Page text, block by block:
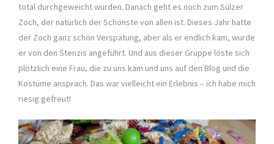
total durchgeweicht wurden. Danach geht es noch zum Sülzer
Zoch, der natürlich der Schönste von allen ist. Dieses Jahr hatte
der Zoch ganz schön Verspätung, aber als er endlich kam, wurde
er von den Stenzis angeführt. Und aus dieser Gruppe löste sich
plötzlich eine Frau, die zu uns kam und uns auf den Blog und die
Kostüme ansprach. Das war vielleicht ein Erlebnis – ich habe mich
riesig gefreut!